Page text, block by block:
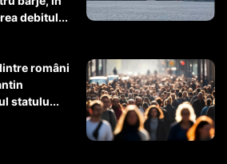
debitul...
români
statulu...